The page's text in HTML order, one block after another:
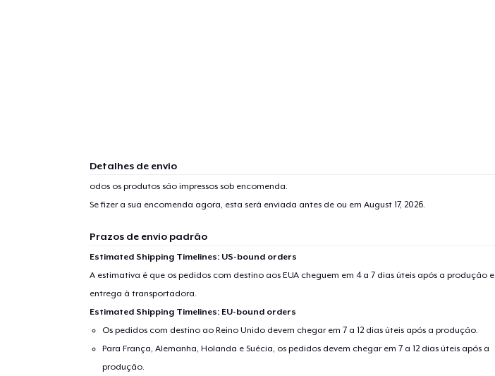
Detalhes de envio
odos os produtos são impressos sob encomenda.
Se fizer a sua encomenda agora, esta será enviada antes de ou em August 17, 2026.
Prazos de envio padrão
Estimated Shipping Timelines: US-bound orders
A estimativa é que os pedidos com destino aos EUA cheguem em 4 a 7 dias úteis após a produção e
entrega à transportadora.
Estimated Shipping Timelines: EU-bound orders
Os pedidos com destino ao Reino Unido devem chegar em 7 a 12 dias úteis após a produção.
Para França, Alemanha, Holanda e Suécia, os pedidos devem chegar em 7 a 12 dias úteis após a
produção.